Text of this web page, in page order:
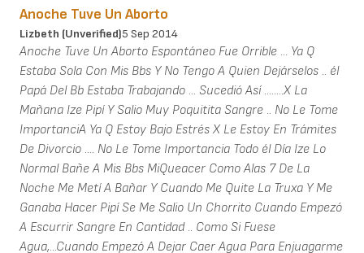
Anoche Tuve Un Aborto
Lizbeth (unverified)5 Sep 2014
Anoche Tuve Un Aborto Espontáneo Fue Orrible ... Ya Q
Estaba Sola Con Mis Bbs Y No Tengo A Quien Dejárselos .. él
Papá Del Bb Estaba Trabajando ... Sucedió Así ........X La
Mañana Ize Pipí Y Salio Muy Poquitita Sangre .. No Le Tome
ImportanciA Ya Q Estoy Bajo Estrés X Le Estoy En Trámites
De Divorcio .... No Le Tome Importancia Todo él Día Ize Lo
Normal Bañe A Mis Bbs MiQueacer Como Alas 7 De La
Noche Me Metí A Bañar Y Cuando Me Quite La Truxa Y Me
Ganaba Hacer Pipí Se Me Salio Un Chorrito Cuando Empezó
A Escurrir Sangre En Cantidad .. Como Si Fuese
Agua,...Cuando Empezó A Dejar Caer Agua Para Enjuagarme